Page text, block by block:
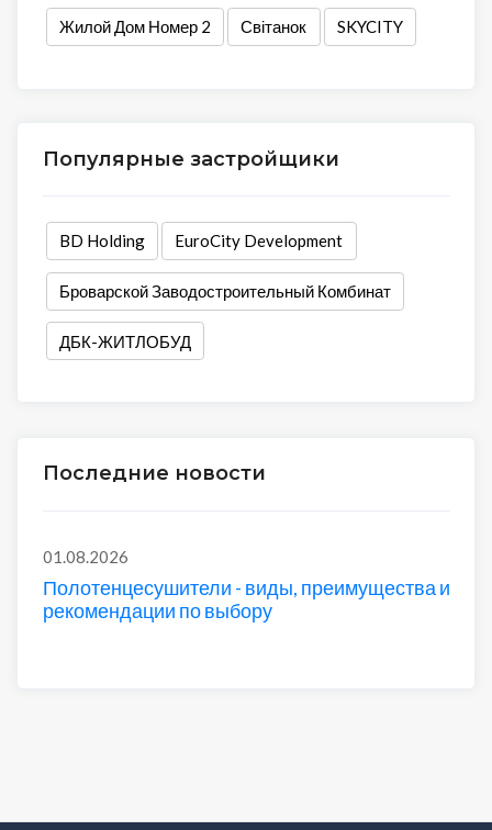
Жилой Дом Номер 2 Світанок SKYCITY
Популярные застройщики
BD Holding EuroCity Development
Броварской Заводостроительный Комбинат
ДБК-ЖИТЛОБУД
Последние новости
01.08.2026
Полотенцесушители - виды, преимущества и
рекомендации по выбору